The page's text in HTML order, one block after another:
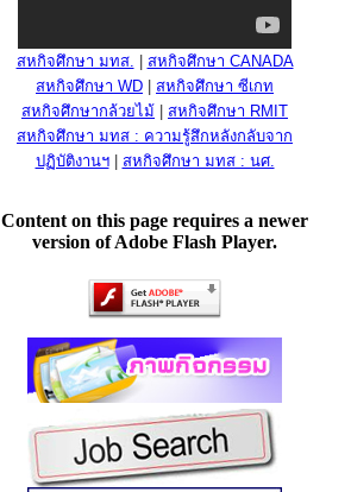
สหกิจศึกษา มทส.
สหกิจศึกษา CANADA
สหกิจศึกษา WD
สหกิจศึกษา ซีเกท
สหกิจศึกษากล้วยไม้
สหกิจศึกษา RMIT
สหกิจศึกษา มทส : ความรู้สึกหลังกลับจาก
ปฏิบัติงานฯ| สหกิจศึกษา มทส : นศ.
Content on this page requires a newer
version of Adobe Flash Player.